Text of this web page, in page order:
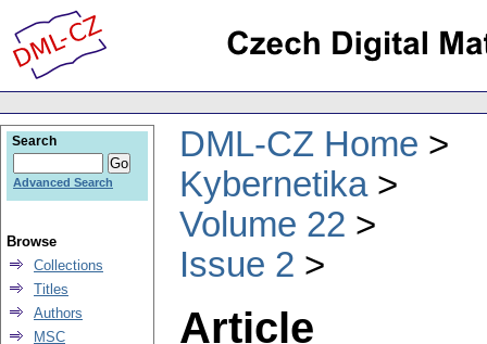
DML-CZ Home
Kybernetika
Volume 22
Issue 2
Article
Search
Advanced Search
Browse
Collections
Titles
Authors
MSC